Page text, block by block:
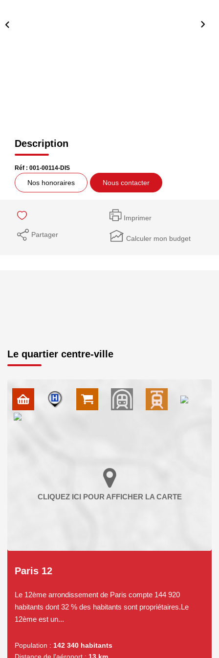
Description
Réf : 001-00114-DIS
Nos honoraires Nous contacter
Imprimer
Partager Calculer mon budget
Le quartier centre-ville
Paris 12
Le 12ème arrondissement de Paris compte 144 920
habitants dont 32 % des habitants sont propriétaires.Le
12ème est un...
Population : 142 340 habitants
Distance de l'aéroport : 13 km